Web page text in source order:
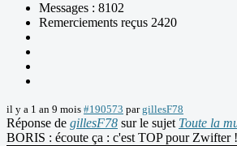
Messages : 8102
Remerciements reçus 2420
il y a 1 an 9 mois #190573 pargillesF78
Réponse de gillesF78 sur le sujet Toute la
BORIS : écoute ça : c'est TOP pour Zwifter